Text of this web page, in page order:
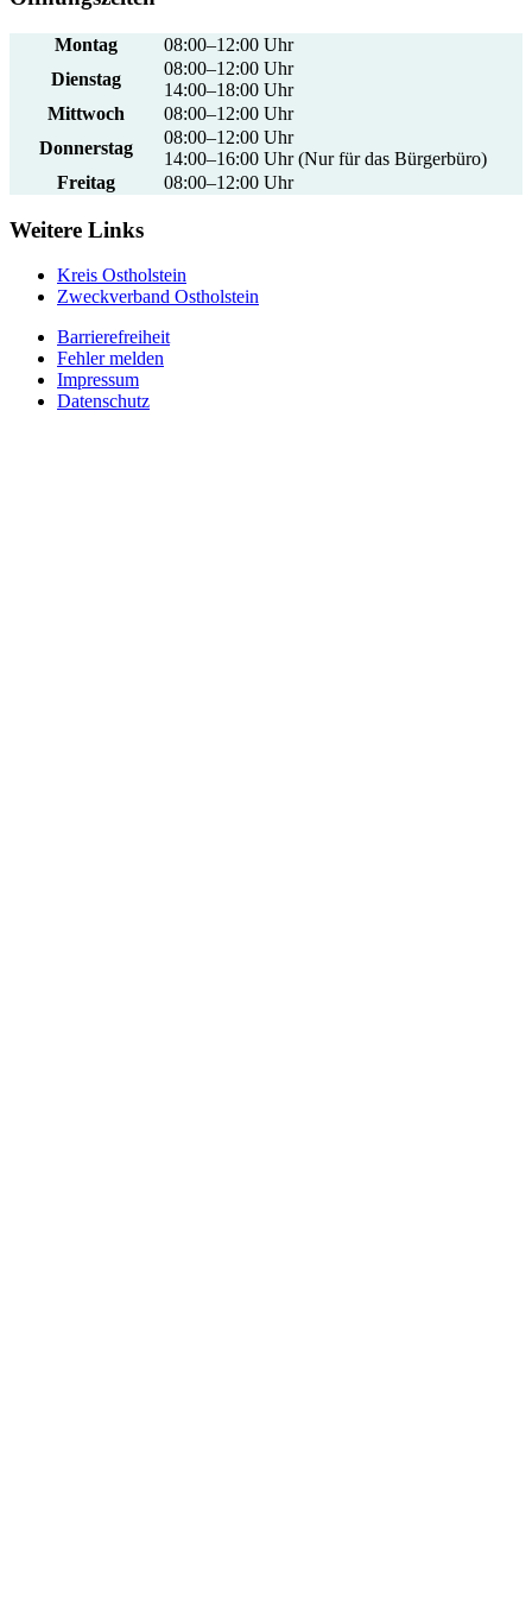
Montag
08:00–12:00 Uhr
Dienstag
08:00–12:00 Uhr
14:00–18:00 Uhr
Mittwoch
08:00–12:00 Uhr
Donnerstag
08:00–12:00 Uhr
14:00–16:00 Uhr (Nur für das Bürgerbüro)
Freitag
08:00–12:00 Uhr
Weitere Links
Kreis Ostholstein
Zweckverband Ostholstein
Barrierefreiheit
Fehler melden
Impressum
Datenschutz